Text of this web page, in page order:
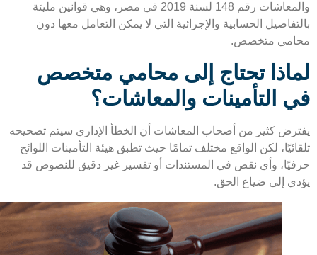
والمعاشات رقم 148 لسنة 2019 في مصر، وهي قوانين مليئة
الحسابية والإجرائية التي لا يمكن التعامل معها دون
متخصص.
تحتاج إلى محامي متخصص
التأمينات والمعاشات؟
كثير من أصحاب المعاشات أن الخطأ الإداري سيتم تصحيحه
لكن الواقع مختلف تمامًا حيث تطبق هيئة التأمينات اللوائح
وأي نقص في المستندات أو تفسير غير دقيق للنصوص قد
إلى ضياع الحق.